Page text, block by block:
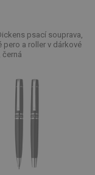
psací souprava,
pero a roller v dárkové
černá